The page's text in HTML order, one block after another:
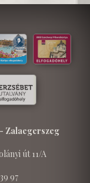
Zalaegerszeg
út 11/A
97